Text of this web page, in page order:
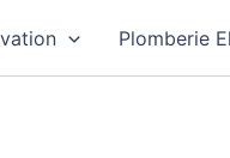
Plomberie